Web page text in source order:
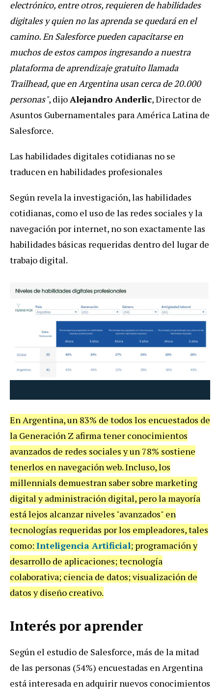
electrónico, entre otros, requieren de habilidades
digitales y quien no las aprenda se quedará en el
camino. En Salesforce pueden capacitarse en
muchos de estos campos ingresando a nuestra
plataforma de aprendizaje gratuito llamada
Trailhead, que en Argentina usan cerca de 20.000
personas", dijoAlejandro Anderlic, Director de
Asuntos Gubernamentales para América Latina de
Salesforce.
Las habilidades digitales cotidianas no se
traducen en habilidades profesionales
Según revela la investigación, las habilidades
cotidianas, como el uso de las redes sociales y la
navegación por internet, no son exactamente las
habilidades básicas requeridas dentro del lugar de
trabajo digital.
En Argentina, un 83% de todos los encuestados de
la Generación Z afirma tener conocimientos
avanzados de redes sociales y un 78% sostiene
tenerlos en navegación web. Incluso, los
millennials demuestran saber sobre marketing
digital y administración digital, pero la mayoría
está lejos alcanzar niveles "avanzados" en
tecnologías requeridas por los empleadores, tales
como: Inteligencia Artificial; programación y
desarrollo de aplicaciones; tecnología
colaborativa; ciencia de datos; visualización de
datos y diseño creativo.
Interés por aprender
Según el estudio de Salesforce, más de la mitad
de las personas (54%) encuestadas en Argentina
está interesada en adquirir nuevos conocimientos